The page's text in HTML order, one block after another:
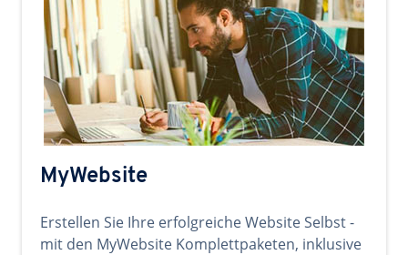
MyWebsite
Erstellen Sie Ihre erfolgreiche Website Selbst -
mit den MyWebsite Komplettpaketen, inklusive